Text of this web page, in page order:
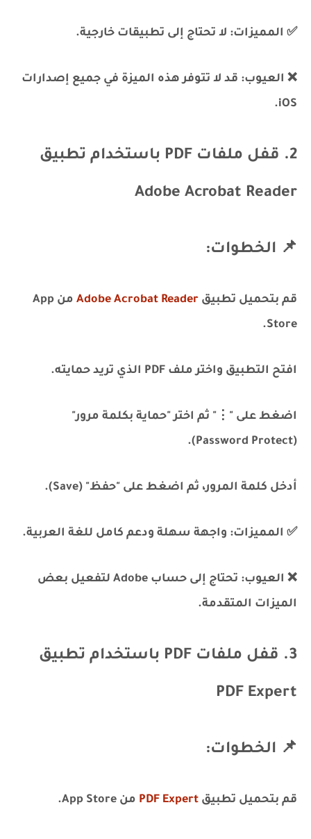
✅ المميزات: لا تحتاج إلى تطبيقات خارجية.
❌ العيوب: قد لا تتوفر هذه الميزة في جميع إصدارات
iOS.
2. قفل ملفات PDF باستخدام تطبيق
Adobe Acrobat Reader
📌 الخطوات:
قم بتحميل تطبيق Adobe Acrobat Reader
من App
Store.
افتح التطبيق واختر ملف PDF الذي تريد حمايته.
اضغط على "⋮" ثم اختر "حماية بكلمة مرور"
(Password Protect).
أدخل كلمة المرور، ثم اضغط على "حفظ" (Save).
✅ المميزات: واجهة سهلة ودعم كامل للغة العربية.
❌ العيوب: تحتاج إلى حساب Adobe لتفعيل بعض
الميزات المتقدمة.
3. قفل ملفات PDF باستخدام تطبيق
PDF Expert
📌 الخطوات:
قم بتحميل تطبيق PDF Expert من App Store.